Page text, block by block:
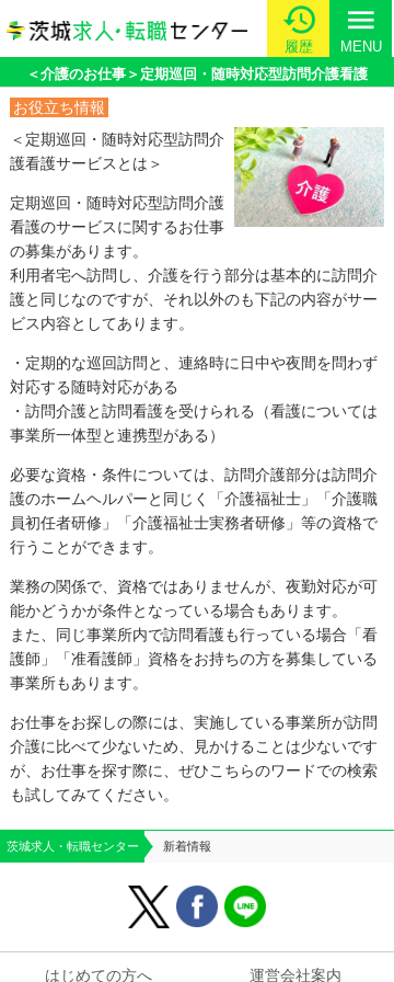
履歴
menu
MENU
＜介護のお仕事＞定期巡回・随時対応型訪問介護看護
お役立ち情報
＜定期巡回・随時対応型訪問介
護看護サービスとは＞
定期巡回・随時対応型訪問介護
看護のサービスに関するお仕事
の募集があります。
利用者宅へ訪問し、介護を行う部分は基本的に訪問介
護と同じなのですが、それ以外のも下記の内容がサー
ビス内容としてあります。
・定期的な巡回訪問と、連絡時に日中や夜間を問わず
対応する随時対応がある
・訪問介護と訪問看護を受けられる（看護については
事業所一体型と連携型がある）
必要な資格・条件については、訪問介護部分は訪問介
護のホームヘルパーと同じく「介護福祉士」「介護職
員初任者研修」「介護福祉士実務者研修」等の資格で
行うことができます。
業務の関係で、資格ではありませんが、夜勤対応が可
能かどうかが条件となっている場合もあります。
また、同じ事業所内で訪問看護も行っている場合「看
護師」「准看護師」資格をお持ちの方を募集している
事業所もあります。
お仕事をお探しの際には、実施している事業所が訪問
介護に比べて少ないため、見かけることは少ないです
が、お仕事を探す際に、ぜひこちらのワードでの検索
も試してみてください。
茨城求人・転職センター 新着情報
はじめての方へ 運営会社案内